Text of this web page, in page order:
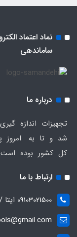
نماد اعتماد
ساماندهی
درباره ما
شد و تا به امروز
کل کشور بوده
ارتباط با ما
09103021500 ایتا / واتس اپ / تلگرام